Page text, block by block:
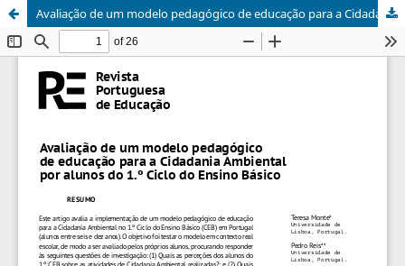
Avaliação de um modelo pedagógico de educação para a Cidadania Ambiental por alunos do 1.º Ciclo do Ensino Básico